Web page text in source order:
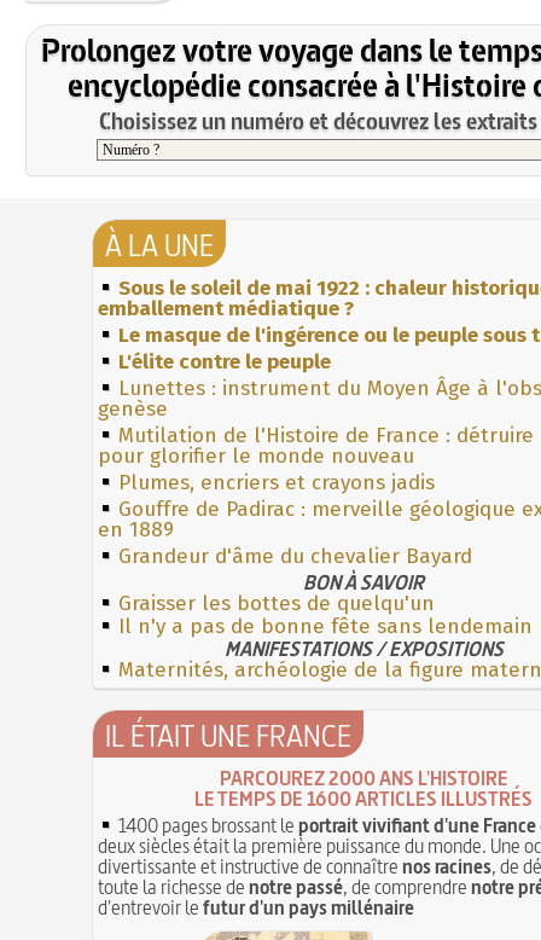
Prolongez votre voyage dans le
encyclopédie consacrée à l'Histoire
Choisissez un numéro et découvrez les
À LA UNE
Sous le soleil de mai 1922 : chaleur
emballement médiatique ?
Le masque de l'ingérence ou le peuple sous
L'élite contre le peuple
Lunettes : instrument du Moyen Âge à
genèse
Mutilation de l'Histoire de France : détruire
pour glorifier le monde nouveau
Plumes, encriers et crayons jadis
Gouffre de Padirac : merveille géologique
en 1889
Grandeur d'âme du chevalier Bayard
BON À SAVOIR
Graisser les bottes de quelqu'un
Il n'y a pas de bonne fête sans lendemain
MANIFESTATIONS / EXPOSITIONS
Maternités, archéologie de la figure
IL ÉTAIT UNE FRANCE
PARCOUREZ 2000 ANS L'HISTOIRE
LE TEMPS DE 1600 ARTICLES ILLUSTRÉS
1400 pages brossant leportrait vivifiant d'une France
deux siècles était la première puissance du monde. Une
divertissante et instructive de connaîtrenos racines, de
toute la richesse denotre passé, de comprendrenotre
d'entrevoir lefutur d'un pays millénaire